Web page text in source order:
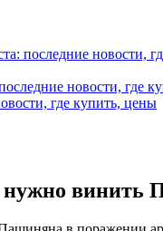
последние новости,
новости, где
где купить, цены
нужно